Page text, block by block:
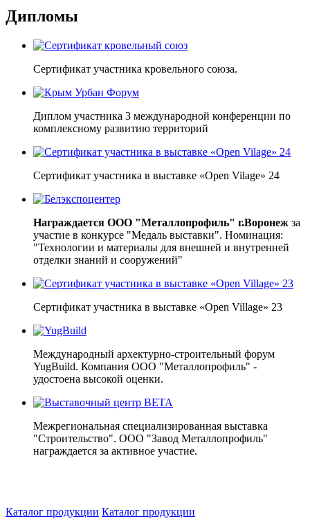
Дипломы
Сертификат участника кровельного союза.
Диплом участника 3 международной конференции по
комплексному развитию территорий
Сертификат участника в выставке «Open Vilage» 24
Награждается ООО "Металлопрофиль" г.Воронеж за
участие в конкурсе "Медаль выставки". Номинация:
"Технологии и материалы для внешней и внутренней
отделки знаний и сооружений"
Сертификат участника в выставке «Open Village» 23
Международный архектурно-строительный форум
YugBuild. Компания ООО "Металлопрофиль" -
удостоена высокой оценки.
Межрегиональная специализированная выставка
"Строительство". ООО "Завод Металлопрофиль"
награждается за активное участие.
Каталог продукции Каталог продукции